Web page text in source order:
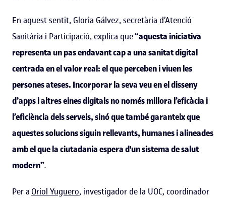
En aquest sentit, Gloria Gálvez, secretària d’Atenció
Sanitària i Participació, explica que“aquesta iniciativa
representa un pas endavant cap a una sanitat digital
centrada en el valor real: el que perceben i viuen les
persones ateses. Incorporar la seva veu en el disseny
d’apps i altres eines digitals no només millora l’eficàcia i
l’eficiència dels serveis, sinó que també garanteix que
aquestes solucions siguin rellevants, humanes i alineades
amb el que la ciutadania espera d'un sistema de salut
modern”.
Per a Oriol Yuguero, investigador de la UOC, coordinador